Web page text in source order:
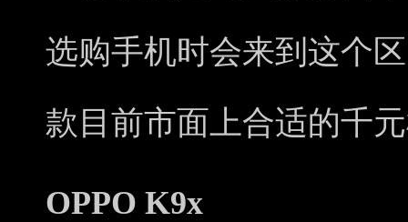
选购手机时会来到这个
款目前市面上合适的千
OPPO K9x